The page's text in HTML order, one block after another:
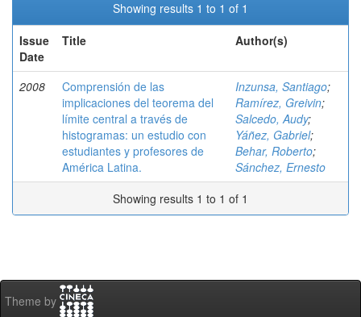
Showing results 1 to 1 of 1
Issue
Date
Title Author(s)
2008
Comprensión de las
implicaciones del teorema del
límite central a través de
histogramas: un estudio con
estudiantes y profesores de
América Latina.
Inzunsa, Santiago;
Ramírez, Greivin;
Salcedo, Audy;
Yáñez, Gabriel;
Behar, Roberto;
Sánchez, Ernesto
Showing results 1 to 1 of 1
Theme by